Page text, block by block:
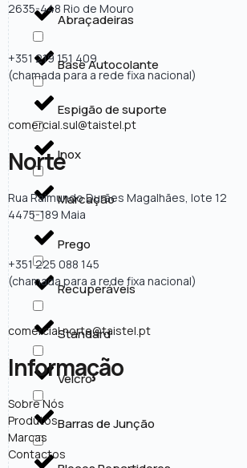
Abraçadeiras
Base Autocolante
Espigão de suporte
Inox
Marcação
Prego
Recuperáveis
Standard
Velcro
Barras de Junção
2635-448 Rio de Mouro
+351 219 151 409
(chamada para a rede fixa nacional)
comercial.sul@taistel.pt
Norte
Rua Raimundo Durães Magalhães, lote 12
4475-189 Maia
+351 225 088 145
(chamada para a rede fixa nacional)
comercial.norte@taistel.pt
Informação
Sobre Nós
Produtos
Marcas
Contactos